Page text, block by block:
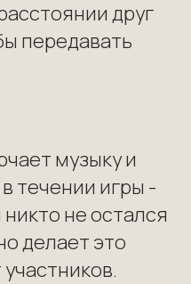
друг
передавать
музыку и
течении игры -
не остался
делает это